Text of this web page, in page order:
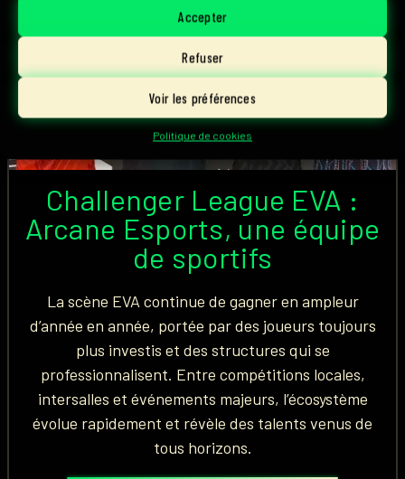
Accepter
Refuser
Voir les préférences
Politique de cookies
ARCANE ESPORTS,EVA
Challenger League EVA :
Arcane Esports, une équipe
de sportifs
La scène EVA continue de gagner en ampleur
d’année en année, portée par des joueurs toujours
plus investis et des structures qui se
professionnalisent. Entre compétitions locales,
intersalles et événements majeurs, l’écosystème
évolue rapidement et révèle des talents venus de
tous horizons.